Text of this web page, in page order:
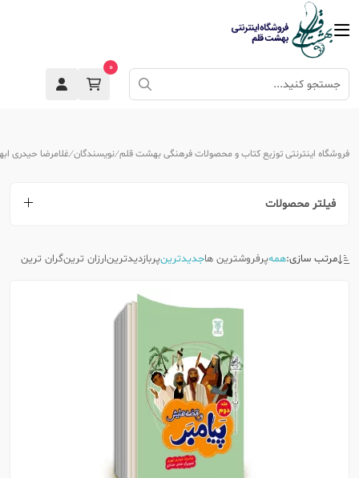
0
فروشگاه اینترنتی توزیع کتاب و محصولات فرهنگی بهشت قلم نویسندگان غلامرضا حیدری
فیلتر محصولات
مرتب سازی:همهپرفروشترین هاجدیدترینپربازدیدترینارزان ترینگران ترین